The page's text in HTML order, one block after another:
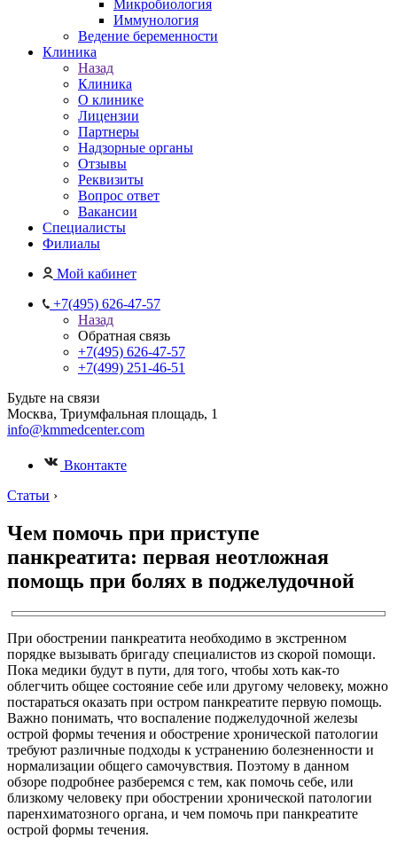
Микробиология
Иммунология
Ведение беременности
Клиника
Назад
Клиника
О клинике
Лицензии
Партнеры
Надзорные органы
Отзывы
Реквизиты
Вопрос ответ
Вакансии
Специалисты
Филиалы
Мой кабинет
+7(495) 626-47-57
Назад
Обратная связь
+7(495) 626-47-57
+7(499) 251-46-51
Будьте на связи
Москва, Триумфальная площадь, 1
info@kmmedcenter.com
Вконтакте
Статьи ›
Чем помочь при приступе
панкреатита: первая неотложная
помощь при болях в поджелудочной
При обострении панкреатита необходимо в экстренном
порядке вызывать бригаду специалистов из скорой помощи.
Пока медики будут в пути, для того, чтобы хоть как-то
облегчить общее состояние себе или другому человеку, можно
постараться оказать при остром панкреатите первую помощь.
Важно понимать, что воспаление поджелудочной железы
острой формы течения и обострение хронической патологии
требуют различные подходы к устранению болезненности и
нормализации общего самочувствия. Поэтому в данном
обзоре подробнее разберемся с тем, как помочь себе, или
близкому человеку при обострении хронической патологии
паренхиматозного органа, и чем помочь при панкреатите
острой формы течения.